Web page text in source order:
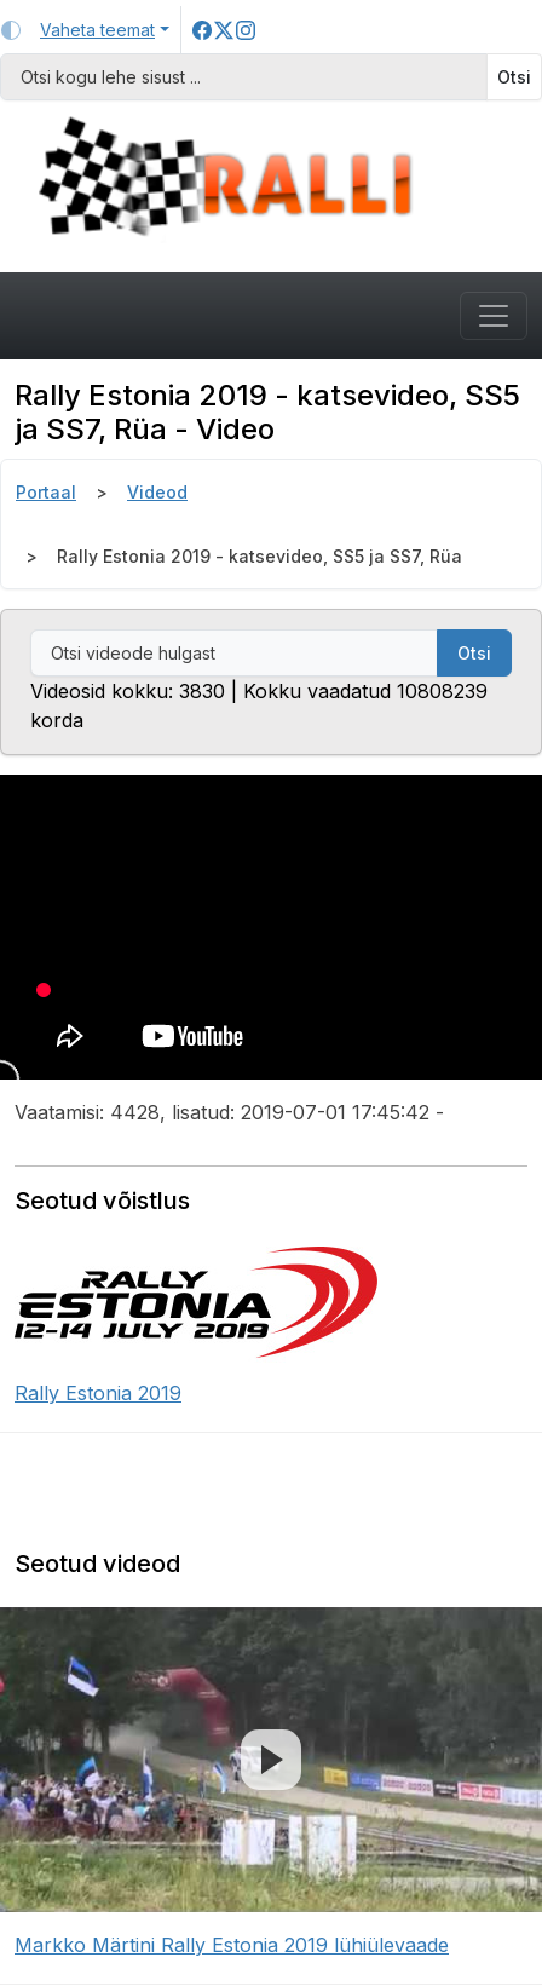
Vaheta teemat
Otsi
Rally Estonia 2019 - katsevideo, SS5
ja SS7, Rüa - Video
Portaal Videod
Rally Estonia 2019 - katsevideo, SS5 ja SS7, Rüa
Otsi
Videosid kokku: 3830 | Kokku vaadatud 10808239
korda
Vaatamisi: 4428, lisatud: 2019-07-01 17:45:42 -
Seotud võistlus
Rally Estonia 2019
Seotud videod
Markko Märtini Rally Estonia 2019 lühiülevaade